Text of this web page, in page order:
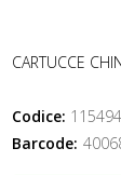
CARTUCCE
Codice: 115494
Barcode: